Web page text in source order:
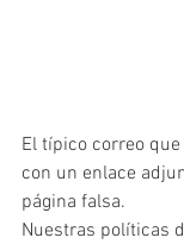
El típico correo
con un enlace
página falsa.
Nuestras políticas